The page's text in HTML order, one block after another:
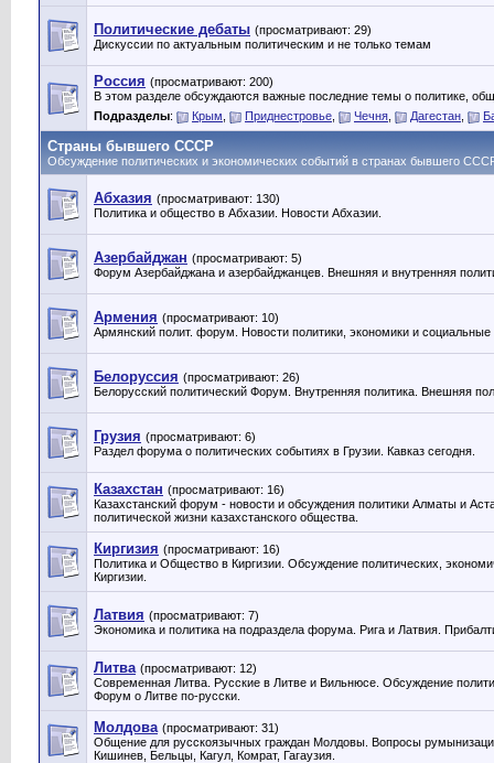
Политические дебаты (просматривают: 29)
Дискуссии по актуальным политическим и не только темам
Россия (просматривают: 200)
В этом разделе обсуждаются важные последние темы о политике,
Подразделы: Крым Приднестровье Чечня Дагестан
Страны бывшего СССР
Обсуждение политических и экономических событий в странах бывшего
Абхазия (просматривают: 130)
Политика и общество в Абхазии. Новости Абхазии.
Азербайджан (просматривают: 5)
Форум Азербайджана и азербайджанцев. Внешняя и внутренняя
Армения (просматривают: 10)
Армянский полит. форум. Новости политики, экономики и
Белоруссия (просматривают: 26)
Белорусский политический Форум. Внутренняя политика. Внешняя
Грузия (просматривают: 6)
Раздел форума о политических событиях в Грузии. Кавказ сегодня.
Казахстан (просматривают: 16)
Казахстанский форум - новости и обсуждения политики Алматы и
политической жизни казахстанского общества.
Киргизия (просматривают: 16)
Политика и Общество в Киргизии. Обсуждение политических,
Киргизии.
Латвия (просматривают: 7)
Экономика и политика на подраздела форума. Рига и Латвия.
Литва (просматривают: 12)
Современная Литва. Русские в Литве и Вильнюсе. Обсуждение
Форум о Литве по-русски.
Молдова (просматривают: 31)
Общение для русскоязычных граждан Молдовы. Вопросы
Кишинев, Бельцы, Кагул, Комрат, Гагаузия.